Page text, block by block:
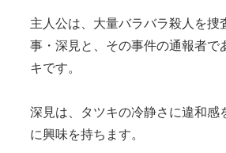
主人公は、大量バラバラ殺人を捜
事・深見と、その事件の通報者で
キです。
深見は、タツキの冷静さに違和感
に興味を持ちます。